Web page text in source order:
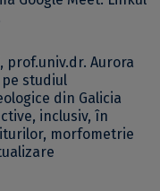
Aurora
pe studiul
din Galicia
inclusiv, în
morfometrie